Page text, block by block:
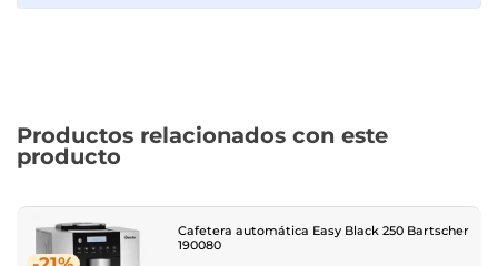
Productos relacionados con este
producto
Cafetera automática Easy Black 250 Bartscher
190080